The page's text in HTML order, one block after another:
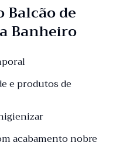
Balcão de
Banheiro
e produtos de
acabamento nobre